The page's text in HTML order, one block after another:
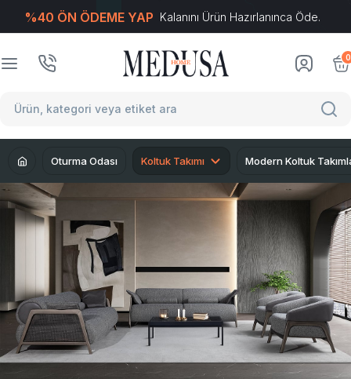
%40 ÖN ÖDEME YAP Kalanını Ürün Hazırlanınca Öde.
0
Oturma Odası Koltuk Takımı Modern Koltuk
T-Soft E-Ticaret Sistemleriyle Hazırlanmıştır.